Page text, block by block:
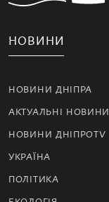
НОВИНИ
НОВИНИ ДНІПРА
АКТУАЛЬНІ НОВИНИ
НОВИНИ ДНІПРОTV
УКРАЇНА
ПОЛІТИКА